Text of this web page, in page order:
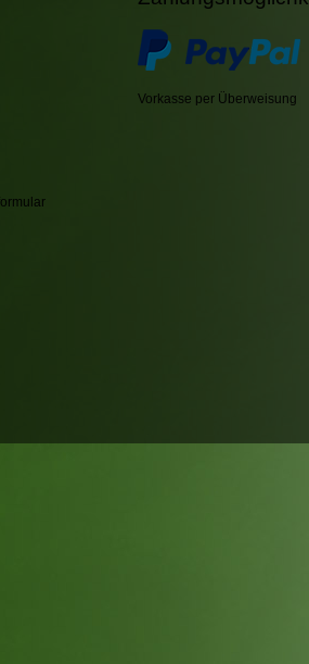
Vorkasse per Überweisung